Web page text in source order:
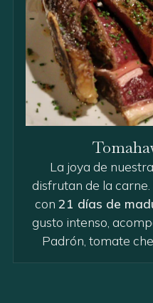
La joya de
disfrutan de la
con 21 días de
gusto intenso,
Padrón, tomate